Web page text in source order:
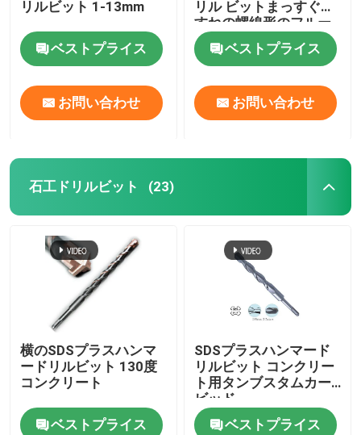
リルビット 1-13mm
ベストプライス
お問い合わせ
リル ビットまっすぐな
すねの螺線形のフルー
トのタイプ
ベストプライス
お問い合わせ
石工ドリルビット (23)
横のSDSプラスハンマ
ードリルビット 130度
コンクリート
ベストプライス
SDSプラスハンマード
リルビット コンクリー
ト用タンブスタムカー
ビッド
ベストプライス